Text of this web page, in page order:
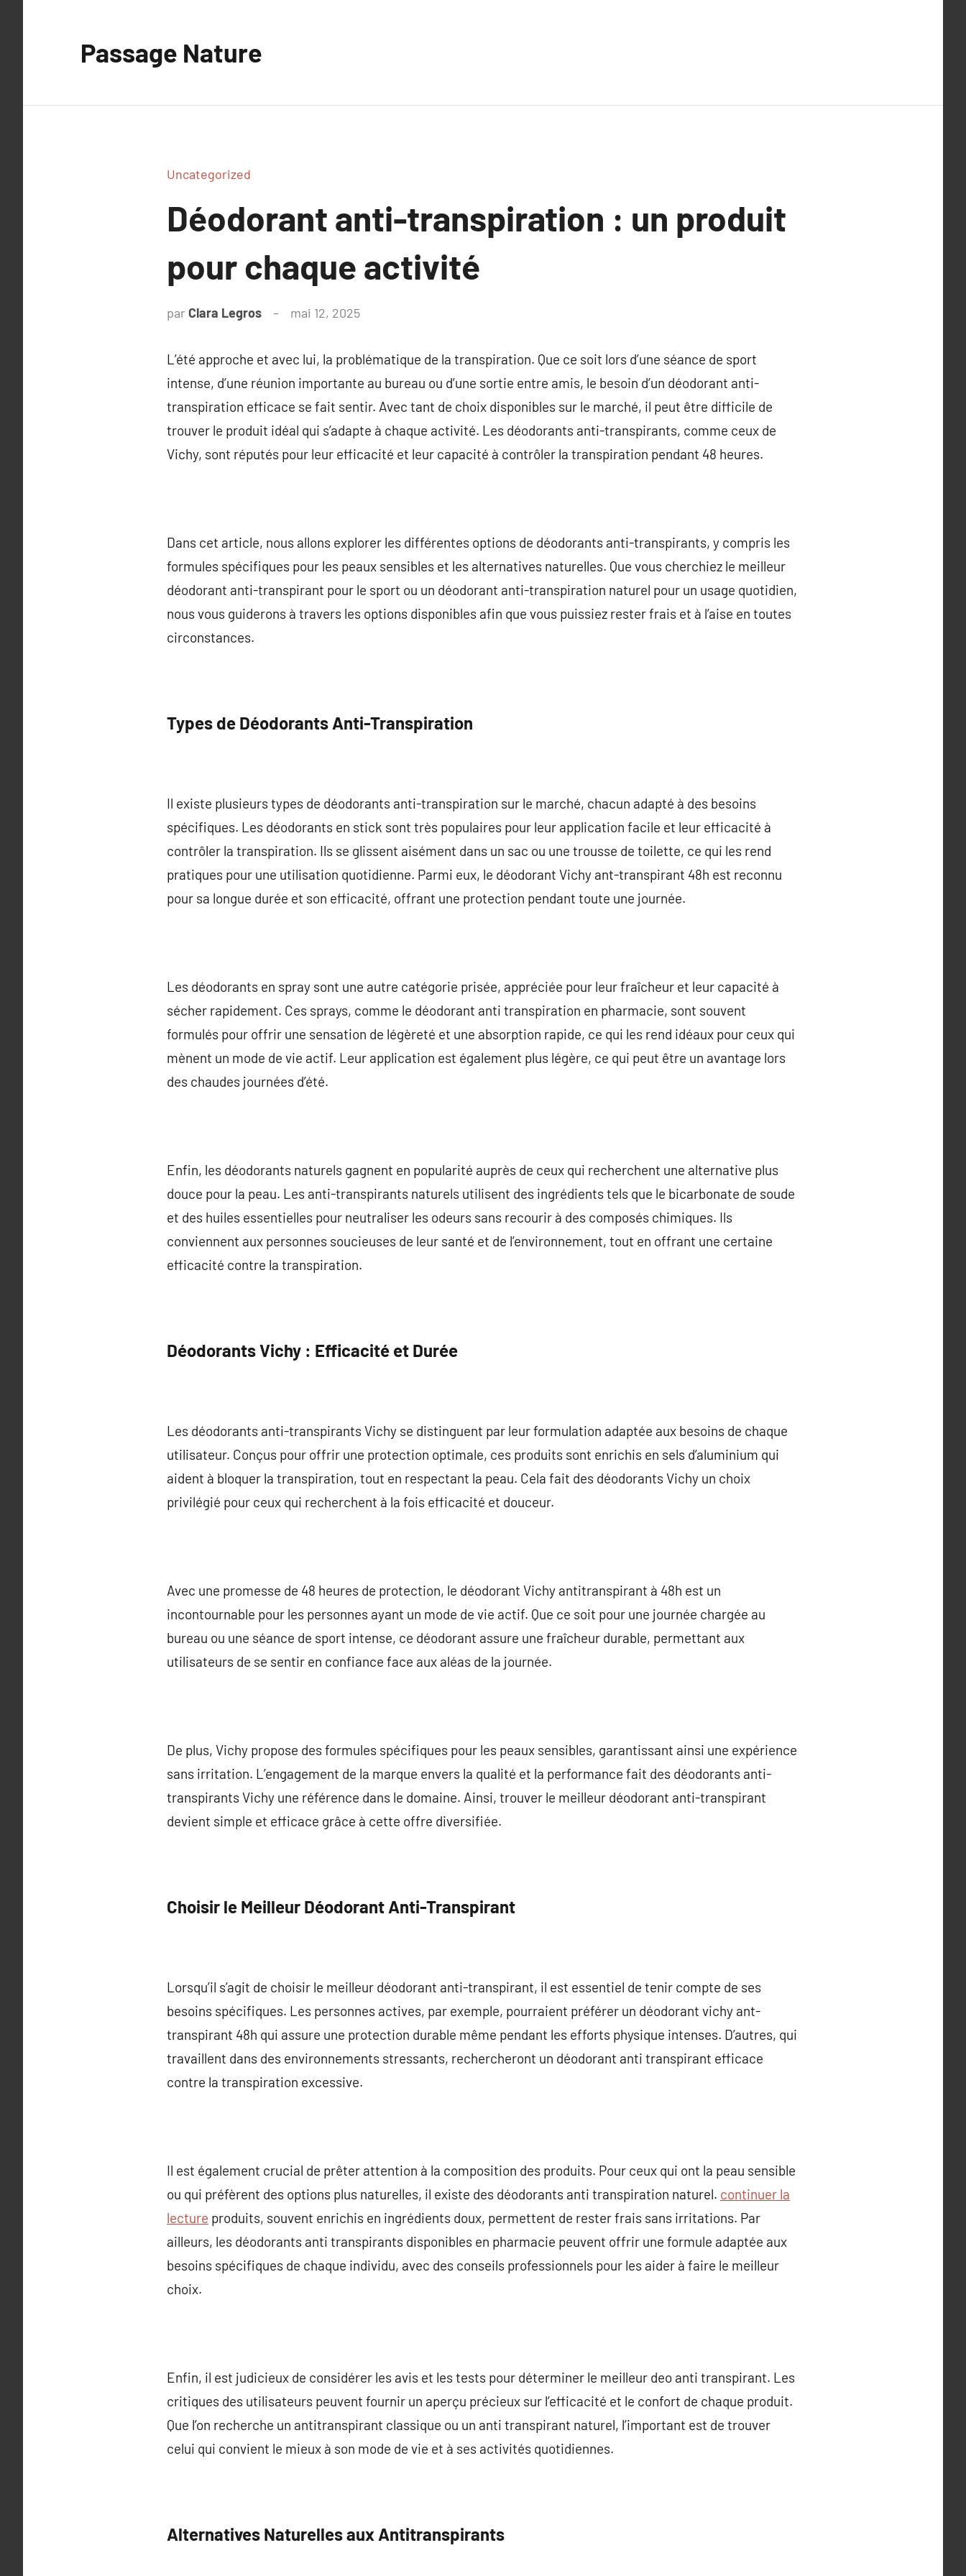
Passage Nature
Uncategorized
Déodorant anti-transpiration : un produit
pour chaque activité
par Clara Legros mai 12, 2025
L’été approche et avec lui, la problématique de la transpiration. Que ce soit lors d’une séance de sport
intense, d’une réunion importante au bureau ou d’une sortie entre amis, le besoin d’un déodorant anti-
transpiration efficace se fait sentir. Avec tant de choix disponibles sur le marché, il peut être difficile de
trouver le produit idéal qui s’adapte à chaque activité. Les déodorants anti-transpirants, comme ceux de
Vichy, sont réputés pour leur efficacité et leur capacité à contrôler la transpiration pendant 48 heures.
Dans cet article, nous allons explorer les différentes options de déodorants anti-transpirants, y compris les
formules spécifiques pour les peaux sensibles et les alternatives naturelles. Que vous cherchiez le meilleur
déodorant anti-transpirant pour le sport ou un déodorant anti-transpiration naturel pour un usage quotidien,
nous vous guiderons à travers les options disponibles afin que vous puissiez rester frais et à l’aise en toutes
circonstances.
Types de Déodorants Anti-Transpiration
Il existe plusieurs types de déodorants anti-transpiration sur le marché, chacun adapté à des besoins
spécifiques. Les déodorants en stick sont très populaires pour leur application facile et leur efficacité à
contrôler la transpiration. Ils se glissent aisément dans un sac ou une trousse de toilette, ce qui les rend
pratiques pour une utilisation quotidienne. Parmi eux, le déodorant Vichy ant-transpirant 48h est reconnu
pour sa longue durée et son efficacité, offrant une protection pendant toute une journée.
Les déodorants en spray sont une autre catégorie prisée, appréciée pour leur fraîcheur et leur capacité à
sécher rapidement. Ces sprays, comme le déodorant anti transpiration en pharmacie, sont souvent
formulés pour offrir une sensation de légèreté et une absorption rapide, ce qui les rend idéaux pour ceux qui
mènent un mode de vie actif. Leur application est également plus légère, ce qui peut être un avantage lors
des chaudes journées d’été.
Enfin, les déodorants naturels gagnent en popularité auprès de ceux qui recherchent une alternative plus
douce pour la peau. Les anti-transpirants naturels utilisent des ingrédients tels que le bicarbonate de soude
et des huiles essentielles pour neutraliser les odeurs sans recourir à des composés chimiques. Ils
conviennent aux personnes soucieuses de leur santé et de l’environnement, tout en offrant une certaine
efficacité contre la transpiration.
Déodorants Vichy : Efficacité et Durée
Les déodorants anti-transpirants Vichy se distinguent par leur formulation adaptée aux besoins de chaque
utilisateur. Conçus pour offrir une protection optimale, ces produits sont enrichis en sels d’aluminium qui
aident à bloquer la transpiration, tout en respectant la peau. Cela fait des déodorants Vichy un choix
privilégié pour ceux qui recherchent à la fois efficacité et douceur.
Avec une promesse de 48 heures de protection, le déodorant Vichy antitranspirant à 48h est un
incontournable pour les personnes ayant un mode de vie actif. Que ce soit pour une journée chargée au
bureau ou une séance de sport intense, ce déodorant assure une fraîcheur durable, permettant aux
utilisateurs de se sentir en confiance face aux aléas de la journée.
De plus, Vichy propose des formules spécifiques pour les peaux sensibles, garantissant ainsi une expérience
sans irritation. L’engagement de la marque envers la qualité et la performance fait des déodorants anti-
transpirants Vichy une référence dans le domaine. Ainsi, trouver le meilleur déodorant anti-transpirant
devient simple et efficace grâce à cette offre diversifiée.
Choisir le Meilleur Déodorant Anti-Transpirant
Lorsqu’il s’agit de choisir le meilleur déodorant anti-transpirant, il est essentiel de tenir compte de ses
besoins spécifiques. Les personnes actives, par exemple, pourraient préférer un déodorant vichy ant-
transpirant 48h qui assure une protection durable même pendant les efforts physique intenses. D’autres, qui
travaillent dans des environnements stressants, rechercheront un déodorant anti transpirant efficace
contre la transpiration excessive.
Il est également crucial de prêter attention à la composition des produits. Pour ceux qui ont la peau sensible
ou qui préfèrent des options plus naturelles, il existe des déodorants anti transpiration naturel. continuer la
lecture produits, souvent enrichis en ingrédients doux, permettent de rester frais sans irritations. Par
ailleurs, les déodorants anti transpirants disponibles en pharmacie peuvent offrir une formule adaptée aux
besoins spécifiques de chaque individu, avec des conseils professionnels pour les aider à faire le meilleur
choix.
Enfin, il est judicieux de considérer les avis et les tests pour déterminer le meilleur deo anti transpirant. Les
critiques des utilisateurs peuvent fournir un aperçu précieux sur l’efficacité et le confort de chaque produit.
Que l’on recherche un antitranspirant classique ou un anti transpirant naturel, l’important est de trouver
celui qui convient le mieux à son mode de vie et à ses activités quotidiennes.
Alternatives Naturelles aux Antitranspirants